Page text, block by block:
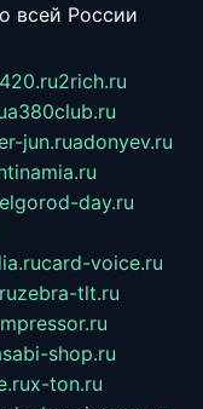
всей России
2rich.ru
a380club.ru
jun.ruadonyev.ru
day.ru
card-voice.ru
zebra-tlt.ru
shop.ru
x-ton.ru